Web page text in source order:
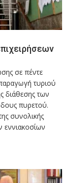
σε πέντε
τυριού
διάθεσης των
πυρετού.
συνολικής
εννιακοσίων